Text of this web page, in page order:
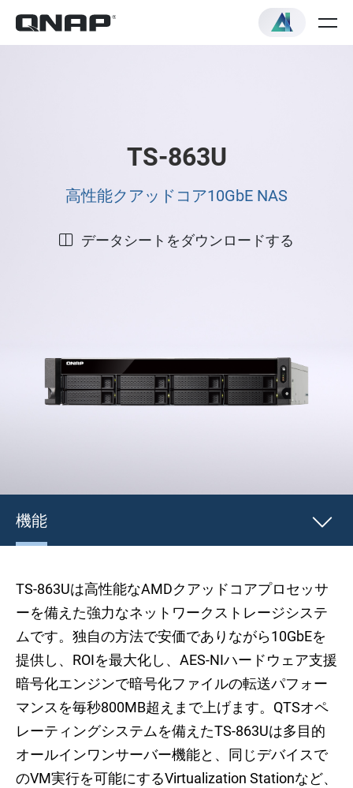
TS-863U
高性能クアッドコア10GbE NAS
データシートをダウンロードする
機能
TS-863Uは高性能なAMDクアッドコアプロセッサ
ーを備えた強力なネットワークストレージシステ
ムです。独自の方法で安価でありながら10GbEを
提供し、ROIを最大化し、AES-NIハードウェア支援
暗号化エンジンで暗号化ファイルの転送パフォー
マンスを毎秒800MB超えまで上げます。QTSオペ
レーティングシステムを備えたTS-863Uは多目的
オールインワンサーバー機能と、同じデバイスで
のVM実行を可能にするVirtualization Stationなど、